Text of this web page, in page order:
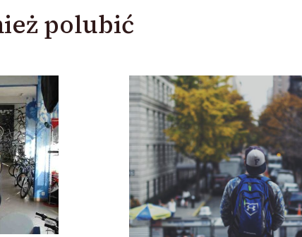
polubić